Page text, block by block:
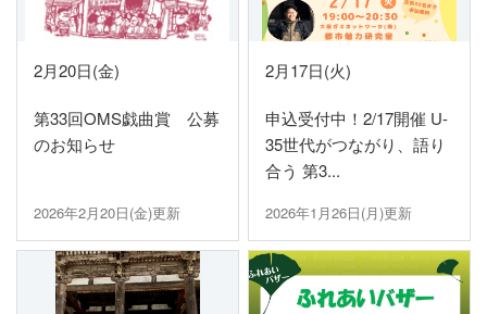
2月20日(金)
第33回OMS戯曲賞 公募
のお知らせ
2026年2月20日(金)更新
2月17日(火)
申込受付中！2/17開催 U-
35世代がつながり、語り
合う 第3...
2026年1月26日(月)更新